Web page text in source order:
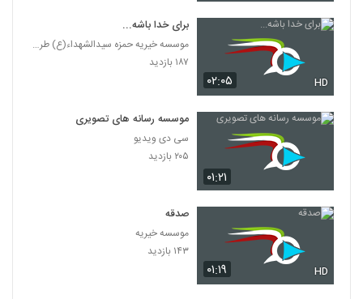
۰۲:۰۵ HD
برای خدا باشه...
موسسه خیریه حمزه سیدالشهداء(ع) طرقبه
۱۸۷ بازدید
۰۱:۲۱
موسسه رسانه های تصویری
سی دی ویدیو
۲۰۵ بازدید
۰۱:۱۹ HD
صدقه
موسسه خیریه
۱۴۳ بازدید